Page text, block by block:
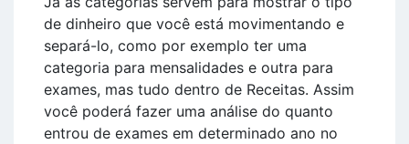
de dinheiro que você está movimentando e
separá-lo, como por exemplo ter uma
categoria para mensalidades e outra para
exames, mas tudo dentro de Receitas. Assim
você poderá fazer uma análise do quanto
entrou de exames em determinado ano no